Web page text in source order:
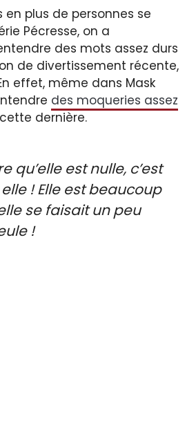
en plus de personnes se
Pécresse, on a
des mots assez durs
de divertissement récente,
effet, même dans Mask
des moqueries assez
dernière.
qu’elle est nulle, c’est
! Elle est beaucoup
se faisait un peu
!